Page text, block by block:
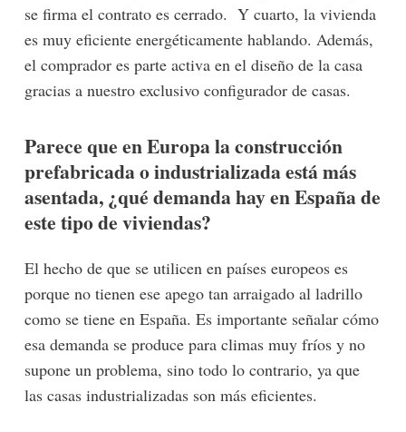
se firma el contrato es cerrado. Y cuarto, la vivienda
es muy eficiente energéticamente hablando. Además,
el comprador es parte activa en el diseño de la casa
gracias a nuestro exclusivo configurador de casas.
Parece que en Europa la construcción
prefabricada o industrializada está más
asentada, ¿qué demanda hay en España de
este tipo de viviendas?
El hecho de que se utilicen en países europeos es
porque no tienen ese apego tan arraigado al ladrillo
como se tiene en España. Es importante señalar cómo
esa demanda se produce para climas muy fríos y no
supone un problema, sino todo lo contrario, ya que
las casas industrializadas son más eficientes.